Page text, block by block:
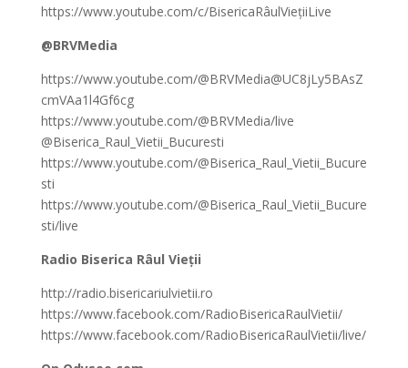
https://www.youtube.com/c/BisericaRâulViețiiLive
@BRVMedia
https://www.youtube.com/@BRVMedia@UC8jLy5BAsZ
cmVAa1l4Gf6cg
https://www.youtube.com/@BRVMedia/live
@Biserica_Raul_Vietii_Bucuresti
https://www.youtube.com/@Biserica_Raul_Vietii_Bucure
sti
https://www.youtube.com/@Biserica_Raul_Vietii_Bucure
sti/live
Radio Biserica Râul Vieții
http://radio.bisericariulvietii.ro
https://www.facebook.com/RadioBisericaRaulVietii/
https://www.facebook.com/RadioBisericaRaulVietii/live/